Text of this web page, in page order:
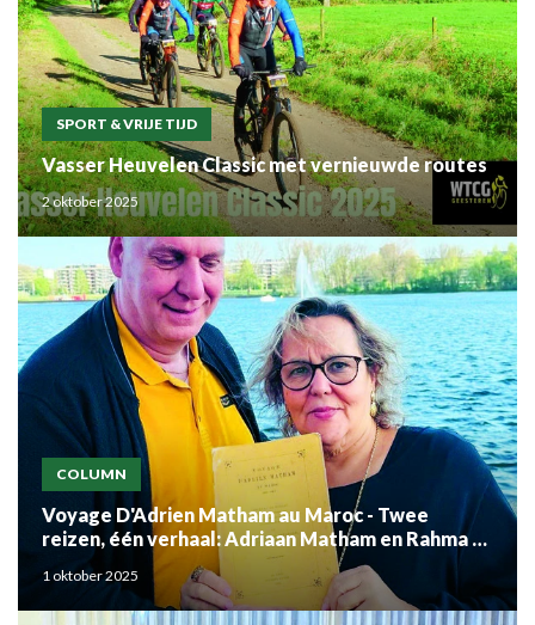
SPORT & VRIJE TIJD
Vasser Heuvelen Classic met vernieuwde routes
2 oktober 2025
COLUMN
Voyage D'Adrien Matham au Maroc - Twee
reizen, één verhaal: Adriaan Matham en Rahma el
Mouden
1 oktober 2025